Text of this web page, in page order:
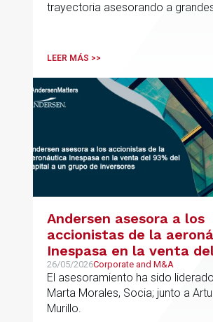
trayectoria asesorando a
principalmente en los sectores
medioambiental
LEER MÁS >>
Andersen asesora a los
accionistas de la
Inespasa en la venta
del capital a un grupo de
inversores
26/05/2026Corporate and M&A
El asesoramiento ha sido
Marta Morales, Socia; junto a
Murillo.